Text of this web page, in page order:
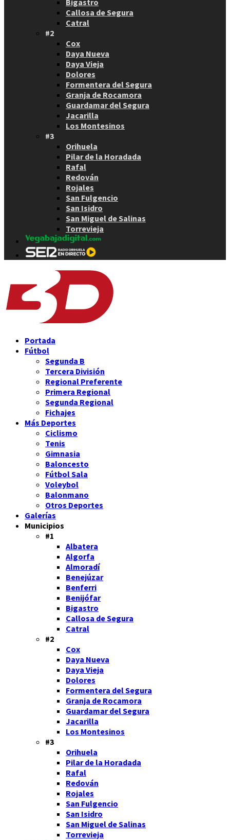
Bigastro
Callosa de Segura
Catral
#2
Cox
Daya Nueva
Daya Vieja
Dolores
Formentera del Segura
Granja de Rocamora
Guardamar del Segura
Jacarilla
Los Montesinos
#3
Orihuela
Pilar de la Horadada
Rafal
Redován
Rojales
San Fulgencio
San Isidro
San Miguel de Salinas
Torrevieja
Portada
Fútbol
Segunda B
Tercera División
Regional Preferente
Primera Regional
Segunda Regional
Fichajes
Más Deportes
Ciclismo
Tenis
Gimnasia
Baloncesto
Fútbol Sala
Voleybol
Balonmano
Otros Deportes
Galerías
Municipios
#1
Albatera
Algorfa
Almoradí
Benejúzar
Benferri
Benijófar
Bigastro
Callosa de Segura
Catral
#2
Cox
Daya Nueva
Daya Vieja
Dolores
Formentera del Segura
Granja de Rocamora
Guardamar del Segura
Jacarilla
Los Montesinos
#3
Orihuela
Pilar de la Horadada
Rafal
Redován
Rojales
San Fulgencio
San Isidro
San Miguel de Salinas
Torrevieja